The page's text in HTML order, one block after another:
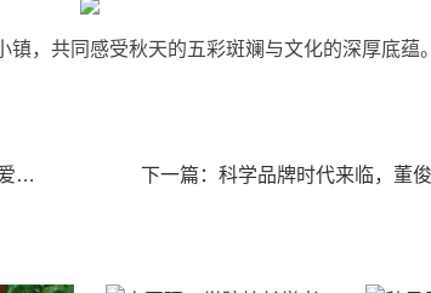
，共同感受秋天的五彩斑斓与文化的深厚底蕴。
上一篇： 华莱士10元3堡梦回千禧年 吃汉堡、献爱心，经典好滋味回馈社会